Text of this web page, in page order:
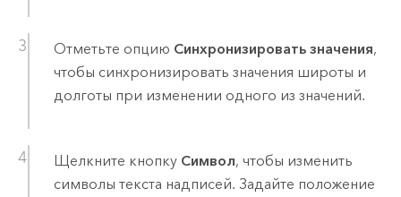
Отметьте опцию Синхронизировать значения,
чтобы синхронизировать значения широты и
долготы при изменении одного из значений.
Щелкните кнопку Символ, чтобы изменить
символы текста надписей. Задайте положение